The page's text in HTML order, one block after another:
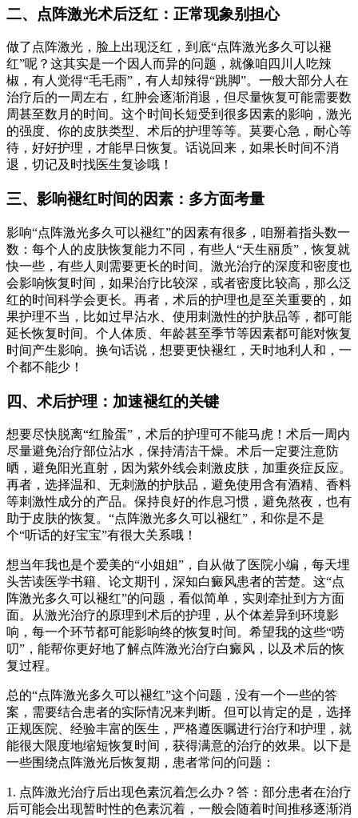
二、点阵激光术后泛红：正常现象别担心
做了点阵激光，脸上出现泛红，到底“点阵激光多久可以褪
红”呢？这其实是一个因人而异的问题，就像咱四川人吃辣
椒，有人觉得“毛毛雨”，有人却辣得“跳脚”。一般大部分人在
治疗后的一周左右，红肿会逐渐消退，但尽量恢复可能需要数
周甚至数月的时间。这个时间长短受到很多因素的影响，激光
的强度、你的皮肤类型、术后的护理等等。莫要心急，耐心等
待，好好护理，才能早日恢复。话说回来，如果长时间不消
退，切记及时找医生复诊哦！
三、影响褪红时间的因素：多方面考量
影响“点阵激光多久可以褪红”的因素有很多，咱掰着指头数一
数：每个人的皮肤恢复能力不同，有些人“天生丽质”，恢复就
快一些，有些人则需要更长的时间。激光治疗的深度和密度也
会影响恢复时间，如果治疗比较深，或者密度比较高，那么泛
红的时间科学会更长。再者，术后的护理也是至关重要的，如
果护理不当，比如过早沾水、使用刺激性的护肤品等，都可能
延长恢复时间。个人体质、年龄甚至季节等因素都可能对恢复
时间产生影响。换句话说，想要更快褪红，天时地利人和，一
个都不能少！
四、术后护理：加速褪红的关键
想要尽快脱离“红脸蛋”，术后的护理可不能马虎！术后一周内
尽量避免治疗部位沾水，保持清洁干燥。术后一定要注意防
晒，避免阳光直射，因为紫外线会刺激皮肤，加重炎症反应。
再者，选择温和、无刺激的护肤品，避免使用含有酒精、香料
等刺激性成分的产品。保持良好的作息习惯，避免熬夜，也有
助于皮肤的恢复。“点阵激光多久可以褪红”，和你是不是
个“听话的好宝宝”有很大关系哦！
想当年我也是个爱美的“小姐姐”，自从做了医院小编，每天埋
头苦读医学书籍、论文期刊，深知白癜风患者的苦楚。这“点
阵激光多久可以褪红”的问题，看似简单，实则牵扯到方方面
面。从激光治疗的原理到术后的护理，从个体差异到环境影
响，每一个环节都可能影响终的恢复时间。希望我的这些“唠
叨”，能帮你更好地了解点阵激光治疗白癜风，以及术后的恢
复过程。
总的“点阵激光多久可以褪红”这个问题，没有一个一些的答
案，需要结合患者的实际情况来判断。但可以肯定的是，选择
正规医院、经验丰富的医生，严格遵医嘱进行治疗和护理，就
能很大限度地缩短恢复时间，获得满意的治疗的效果。以下是
一些围绕点阵激光后恢复期，患者常问的问题：
1. 点阵激光治疗后出现色素沉着怎么办？答：部分患者在治疗
后可能会出现暂时性的色素沉着，一般会随着时间推移逐渐消